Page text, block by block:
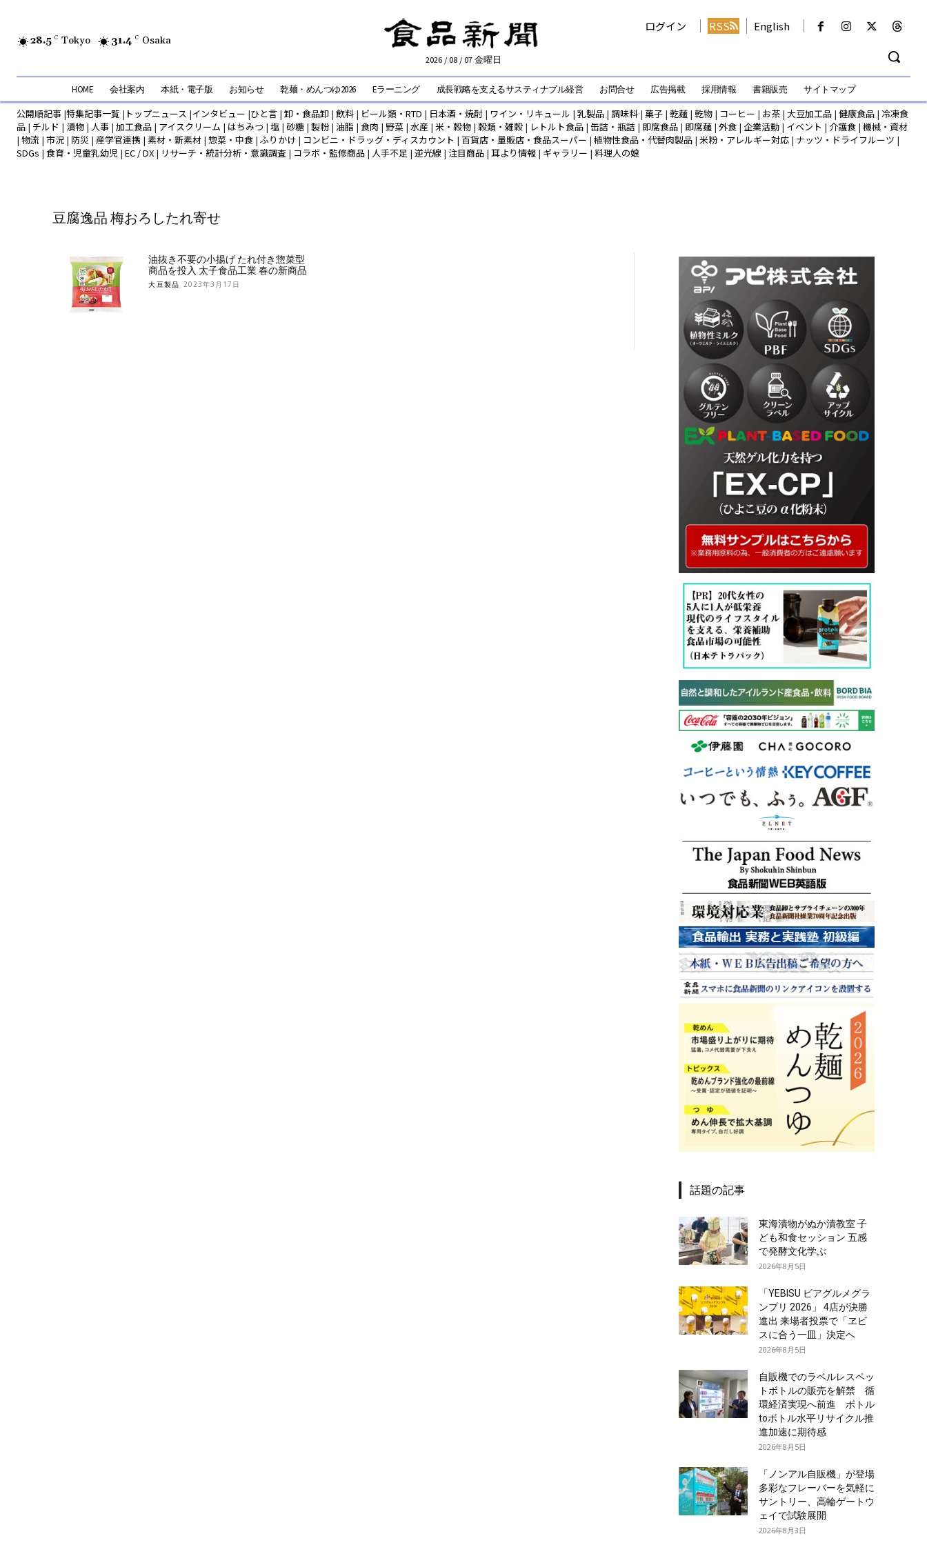
28.5 C Tokyo 31.4 C Osaka
2026 / 08 / 07 金曜日
ログイン RSS English
HOME 会社案内 本紙・電子版 お知らせ 乾麺・めんつゆ2026 Eラーニング 成長戦略を支えるサスティナブル経営 お問合せ 広告掲載 採用情報 書籍販売 サイトマップ
公開順記事 |特集記事一覧 | トップニュース |インタビュー |ひと言 |卸・食品卸 | 飲料 | ビール類・RTD | 日本酒・焼酎 | ワイン・リキュール | 乳製品 | 調味料 | 菓子 | 乾麺 | 乾物 | コーヒー | お茶 | 大豆加工品 | 健康食品 | 冷凍食
品 | チルド | 漬物 | 人事 | 加工食品 | アイスクリーム | はちみつ | 塩 | 砂糖 | 製粉| 油脂 | 食肉 | 野菜 | 水産 | 米・穀物 | 穀類・雑穀 | レトルト食品 | 缶詰・瓶詰 | 即席食品 | 即席麺 | 外食 | 企業活動 | イベント | 介護食 | 機械・資材
| 物流 | 市況 | 防災 | 産学官連携 | 素材・新素材 | 惣菜・中食 | ふりかけ | コンビニ・ドラッグ・ディスカウント | 百貨店・量販店・食品スーパー | 植物性食品・代替肉製品 | 米粉・アレルギー対応 | ナッツ・ドライフルーツ |
SDGs | 食育・児童乳幼児 | EC / DX | リサーチ・統計分析・意識調査 | コラボ・監修商品 | 人手不足 | 逆光線 | 注目商品 | 耳より情報 | ギャラリー | 料理人の娘
豆腐逸品 梅おろしたれ寄せ
油抜き不要の小揚げ たれ付き惣菜型
商品を投入 太子食品工業 春の新商品
大豆製品 2023年3月17日
話題の記事
東海漬物がぬか漬教室 子
ども和食セッション 五感
で発酵文化学ぶ
2026年8月5日
「YEBISU ビアグルメグラ
ンプリ 2026」 4店が決勝
進出 来場者投票で「ヱビ
スに合う一皿」決定へ
2026年8月5日
自販機でのラベルレスペッ
トボトルの販売を解禁 循
環経済実現へ前進 ボトル
toボトル水平リサイクル推
進加速に期待感
2026年8月5日
「ノンアル自販機」が登場
多彩なフレーバーを気軽に
サントリー、高輪ゲートウ
ェイで試験展開
2026年8月3日